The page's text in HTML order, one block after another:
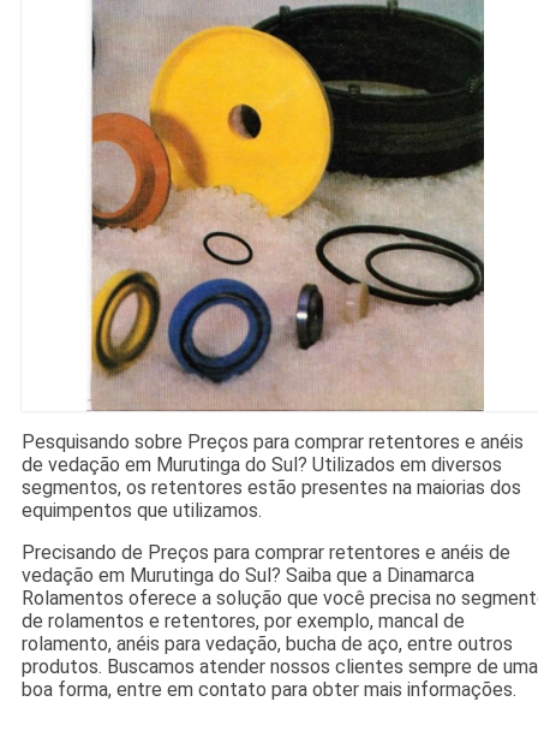
Pesquisando sobre Preços para comprar retentores e anéis
de vedação em Murutinga do Sul? Utilizados em diversos
segmentos, os retentores estão presentes na maiorias dos
equimpentos que utilizamos.
Precisando de Preços para comprar retentores e anéis de
vedação em Murutinga do Sul? Saiba que a Dinamarca
Rolamentos oferece a solução que você precisa no
de rolamentos e retentores, por exemplo, mancal de
rolamento, anéis para vedação, bucha de aço, entre outros
produtos. Buscamos atender nossos clientes sempre de uma
boa forma, entre em contato para obter mais informações.